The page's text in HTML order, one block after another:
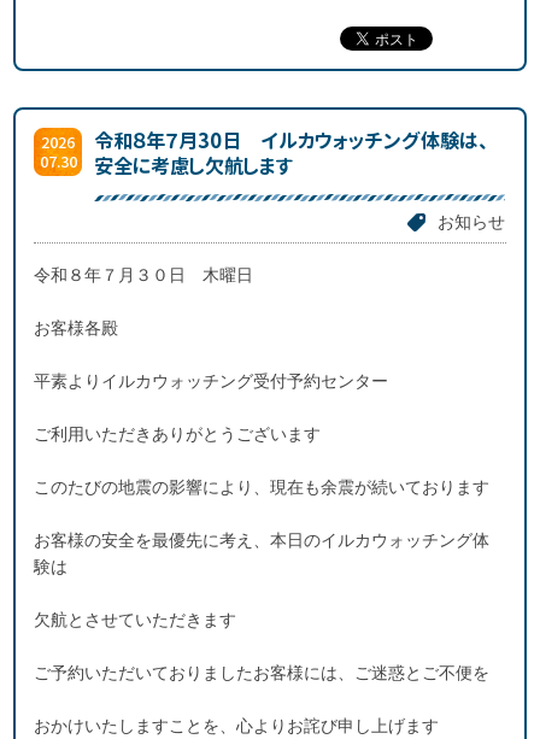
2026
07.30
令和８年７月30日 イルカウォッチング体験は、
安全に考慮し欠航します
お知らせ
令和８年７月３０日 木曜日
お客様各殿
平素よりイルカウォッチング受付予約センター
ご利用いただきありがとうございます
このたびの地震の影響により、現在も余震が続いております
お客様の安全を最優先に考え、本日のイルカウォッチング体
験は
欠航とさせていただきます
ご予約いただいておりましたお客様には、ご迷惑とご不便を
おかけいたしますことを、心よりお詫び申し上げます